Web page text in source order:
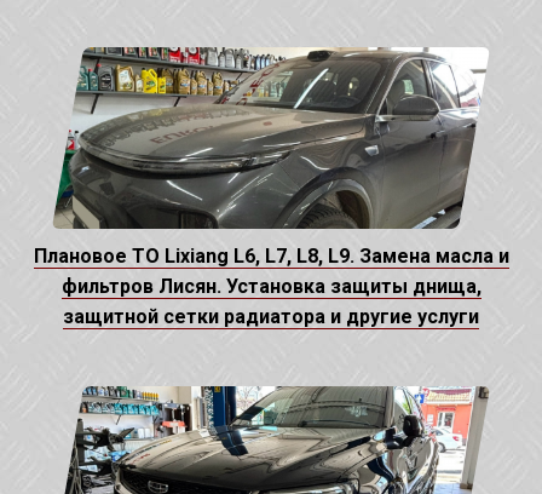
Плановое ТО Lixiang L6, L7, L8, L9. Замена масла и
фильтров Лисян. Установка защиты днища,
защитной сетки радиатора и другие услуги